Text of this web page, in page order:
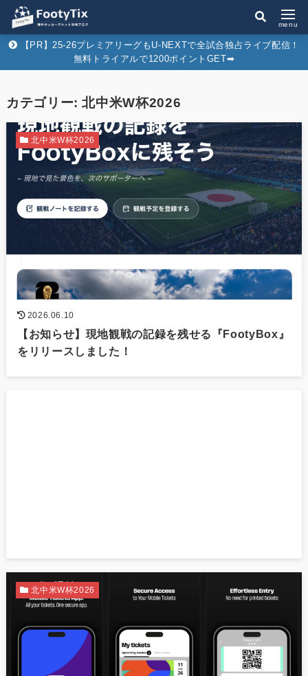
menu
【PR】25-26プレミアリーグもU-NEXTで全試合独占ライブ配信！
無料トライアルで1200ポイントGET➡︎
カテゴリー:北中米W杯2026
2026.06.10
【お知らせ】現地観戦の記録を残せる『FootyBox』
をリリースしました！
北中米W杯2026
北中米W杯2026